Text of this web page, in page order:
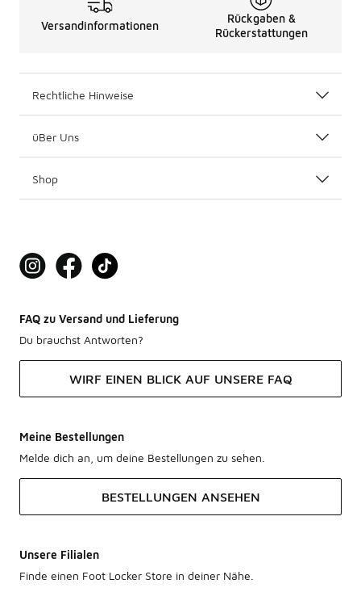
Versandinformationen
Rückgaben &
Rückerstattungen
Rechtliche Hinweise
üBer Uns
Shop
FAQ zu Versand und Lieferung
Du brauchst Antworten?
WIRF EINEN BLICK AUF UNSERE FAQ
Meine Bestellungen
Melde dich an, um deine Bestellungen zu sehen.
BESTELLUNGEN ANSEHEN
Unsere Filialen
Finde einen Foot Locker Store in deiner Nähe.